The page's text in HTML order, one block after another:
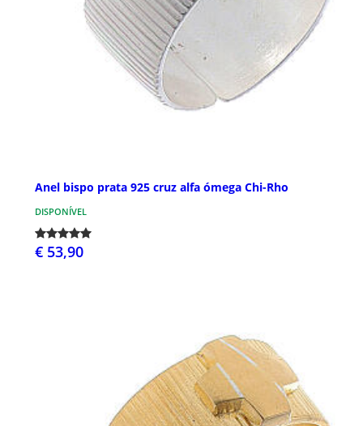
Anel bispo prata 925 cruz alfa ómega Chi-Rho
DISPONÍVEL
€ 53,90